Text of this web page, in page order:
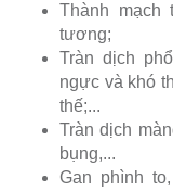
Thành mạch
tương;
Tràn dịch
ngực và khó
thế;...
Tràn dịch
bụng,...
Gan phình